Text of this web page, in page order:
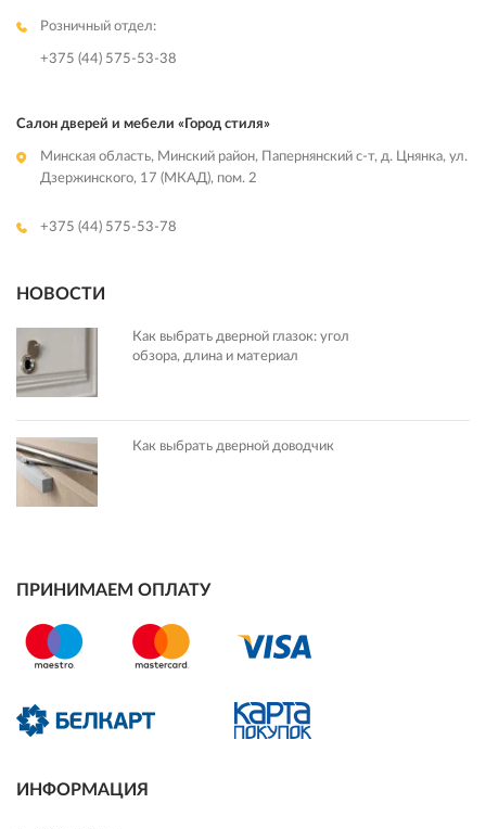
Розничный отдел:
+375 (44) 575-53-38
Салон дверей и мебели «Город стиля»
Минская область, Минский район, Папернянский с-т, д. Цнянка, ул.
Дзержинского, 17 (МКАД), пом. 2
+375 (44) 575-53-78
НОВОСТИ
Как выбрать дверной глазок: угол
обзора, длина и материал
Как выбрать дверной доводчик
ПРИНИМАЕМ ОПЛАТУ
ИНФОРМАЦИЯ